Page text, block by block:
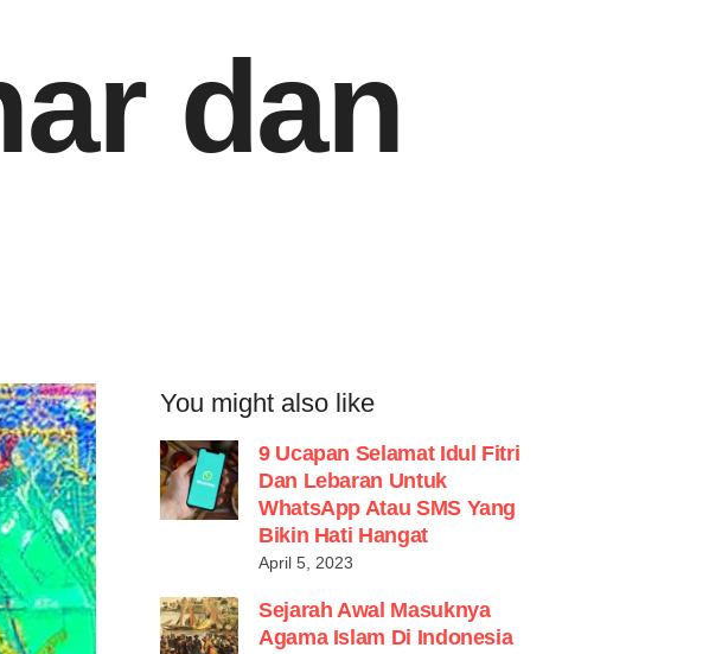
dan
You might also like
9 Ucapan Selamat Idul Fitri
Dan Lebaran Untuk
WhatsApp Atau SMS Yang
Bikin Hati Hangat
April 5, 2023
Sejarah Awal Masuknya
Agama Islam Di Indonesia